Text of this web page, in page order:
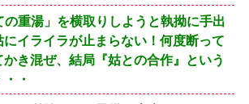
の重湯」を横取りしようと執拗に手出
にイライラが止まらない！何度断って
かき混ぜ、結局『姑との合作』という
・